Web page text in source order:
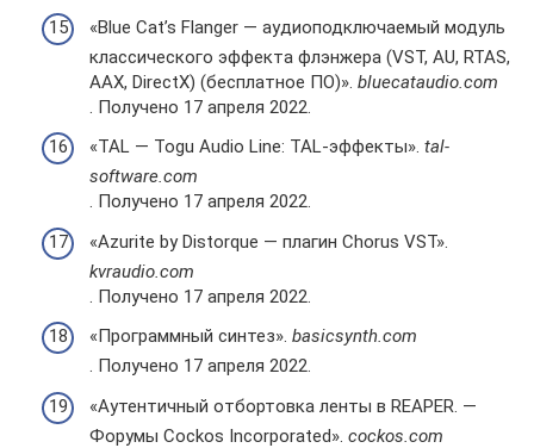
«Blue Cat’s Flanger — аудиоподключаемый модуль
классического эффекта флэнжера (VST, AU, RTAS,
AAX, DirectX) (бесплатное ПО)». bluecataudio.com
. Получено 17 апреля 2022.
«TAL — Togu Audio Line: TAL-эффекты». tal-
software.com
. Получено 17 апреля 2022.
«Azurite by Distorque — плагин Chorus VST».
kvraudio.com
. Получено 17 апреля 2022.
«Программный синтез». basicsynth.com
. Получено 17 апреля 2022.
«Аутентичный отбортовка ленты в REAPER. —
Форумы Cockos Incorporated». cockos.com